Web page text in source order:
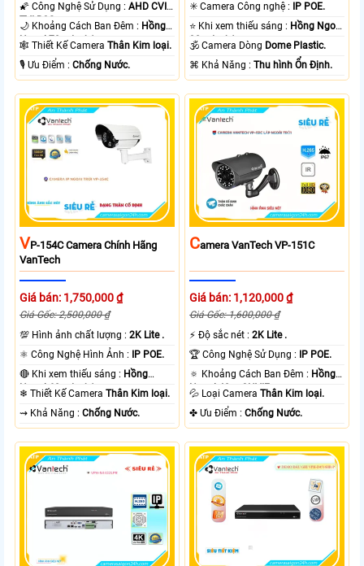
🌠 Công Nghệ Sử Dụng :AHD CVI
TVI BCS.
🌙 Khoảng Cách Ban Đêm : Hồng
Ngoại 70m Led Array.
🕸️ Thiết Kế CameraThân Kim loại.
️🎙 Ưu Điểm :Chống Nước.
✳️ Camera Công nghệ :
IP POE.
⭐ Khi xem thiếu sáng : Hồng Ngoại
30m Led Array.
🕉️ Camera Dòng Dome Plastic.
️⌘ Khả Năng :Thu hình Ổn Định.
VP-154C Camera Chính Hãng
VanTech
Giá bán: 1,750,000 ₫
Giá Gốc: 2,500,000 ₫
💯 Hình ảnh chất lượng :2K Lite .
⚛️ Công Nghệ Hình Ảnh : IP POE.
🔴 Khi xem thiếu sáng : Hồng
Ngoại 60m Led Array.
❄ Thiết Kế CameraThân Kim loại.
️⇝ Khả Năng :Chống Nước.
CAmera VanTech VP-151C
Giá bán: 1,120,000 ₫
Giá Gốc: 1,600,000 ₫
️⚡ Độ sắc nét :2K Lite .
🏆 Công Nghệ Sử Dụng : IP POE.
🔅 Khoảng Cách Ban Đêm : Hồng
Ngoại 40m ONVIF.
💦 Loại CameraThân Kim loại.
️✤ Ưu Điểm :Chống Nước.